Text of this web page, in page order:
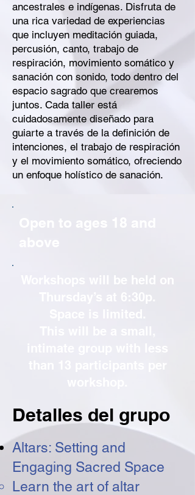
ancestrales e indígenas. Disfruta de
una rica variedad de experiencias
que incluyen meditación guiada,
percusión, canto, trabajo de
respiración, movimiento somático y
sanación con sonido, todo dentro del
espacio sagrado que crearemos
juntos. Cada taller está
cuidadosamente diseñado para
guiarte a través de la definición de
intenciones, el trabajo de respiración
y el movimiento somático, ofreciendo
un enfoque holístico de sanación.
Detalles del grupo
Altars: Setting and
Engaging Sacred Space
Learn the art of altar